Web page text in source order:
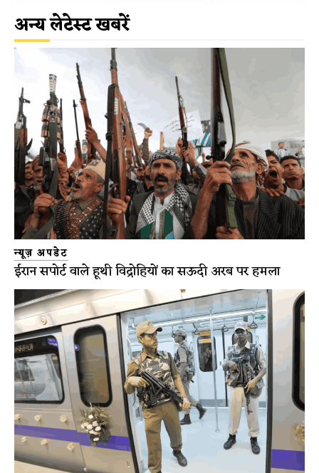
अन्य लेटेस्ट खबरें
न्यूज़ अपडेट
ईरान सपोर्ट वाले हूथी विद्रोहियों का सऊदी अरब पर हमला